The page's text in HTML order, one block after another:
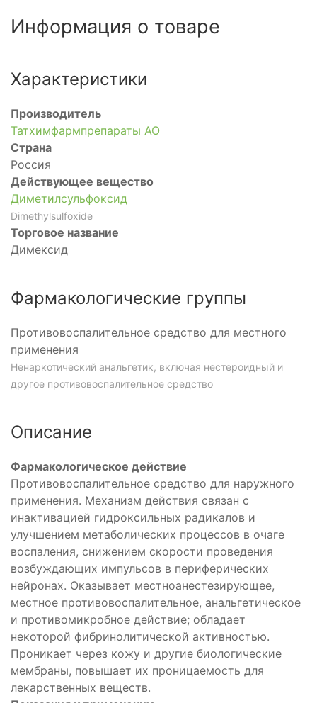
Информация о товаре
Характеристики
Производитель
Татхимфармпрепараты АО
Страна
Россия
Действующее вещество
Диметилсульфоксид
Dimethylsulfoxide
Торговое название
Димексид
Фармакологические группы
Противовоспалительное средство для местного
применения
Ненаркотический анальгетик, включая нестероидный и
другое противовоспалительное средство
Описание
Фармакологическое действие
Противовоспалительное средство для наружного
применения. Механизм действия связан с
инактивацией гидроксильных радикалов и
улучшением метаболических процессов в очаге
воспаления, снижением скорости проведения
возбуждающих импульсов в периферических
нейронах. Оказывает местноанестезирующее,
местное противовоспалительное, анальгетическое
и противомикробное действие; обладает
некоторой фибринолитической активностью.
Проникает через кожу и другие биологические
мембраны, повышает их проницаемость для
лекарственных веществ.